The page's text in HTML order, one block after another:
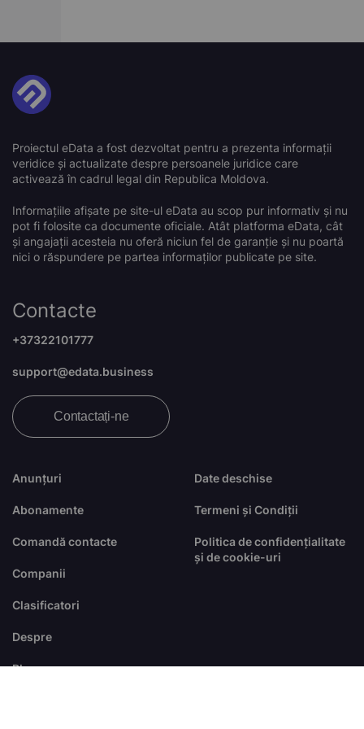
Proiectul eData a fost dezvoltat pentru a prezenta informații
veridice și actualizate despre persoanele juridice care
activează în cadrul legal din Republica Moldova.
Informațiile afișate pe site-ul eData au scop pur informativ și nu
pot fi folosite ca documente oficiale. Atât platforma eData, cât
și angajații acesteia nu oferă niciun fel de garanție și nu poartă
nici o răspundere pe partea informaților publicate pe site.
Anunțuri
Abonamente
Comandă contacte
Companii
Clasificatori
Despre
Blog
Date deschise
Termeni și Condiții
Politica de confidențialitate
și de cookie-uri
Contacte
+37322101777
support@edata.business
Contactați-ne